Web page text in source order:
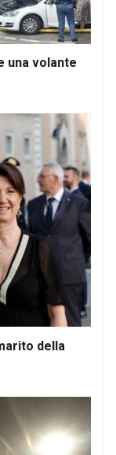
una volante
della